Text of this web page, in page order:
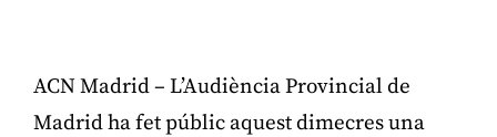
ACN Madrid – L’Audiència Provincial de
Madrid ha fet públic aquest dimecres una